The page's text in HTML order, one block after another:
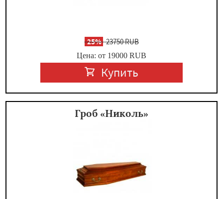
-25%23750 RUB
Цена: от 19000 RUB
Купить
Гроб «Николь»